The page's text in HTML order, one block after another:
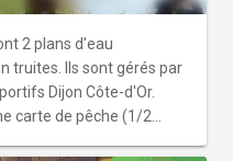
2 plans d'eau
truites. Ils sont gérés par
Dijon Côte-d'Or.
carte de pêche (1/2